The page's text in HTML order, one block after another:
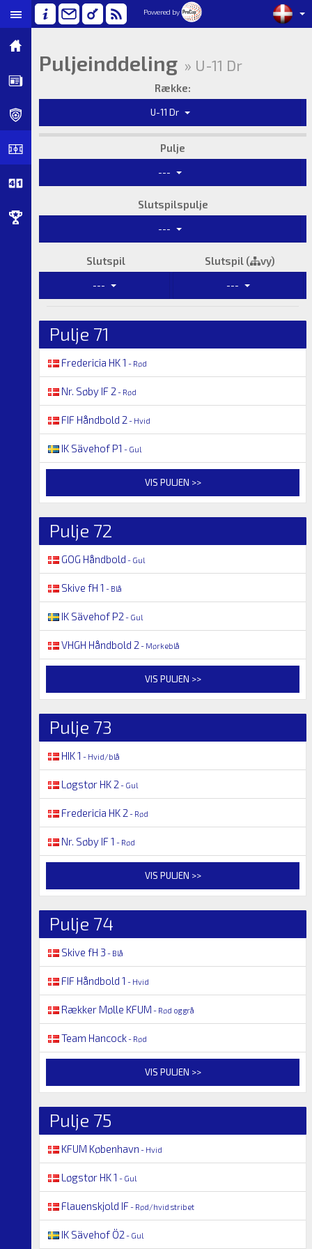
Powered by
Puljeinddeling » U-11 Dr
Række:
U-11 Dr
Pulje
---
Slutspilspulje
---
Slutspil Slutspil ( vy)
--- ---
Pulje 71
Fredericia HK 1 - Rød
Nr. Søby IF 2 - Rød
FIF Håndbold 2 - Hvid
IK Sävehof P1 - Gul
VIS PULJEN >>
Pulje 72
GOG Håndbold - Gul
Skive fH 1 - Blå
IK Sävehof P2 - Gul
VHGH Håndbold 2 - Mørkeblå
VIS PULJEN >>
Pulje 73
HIK 1 - Hvid/blå
Løgstør HK 2 - Gul
Fredericia HK 2 - Rød
Nr. Søby IF 1 - Rød
VIS PULJEN >>
Pulje 74
Skive fH 3 - Blå
FIF Håndbold 1 - Hvid
Rækker Mølle KFUM - Rød og grå
Team Hancock- Rød
VIS PULJEN >>
Pulje 75
KFUM København - Hvid
Løgstør HK 1 - Gul
Flauenskjold IF - Rød/hvid stribet
IK Sävehof Ö2 - Gul